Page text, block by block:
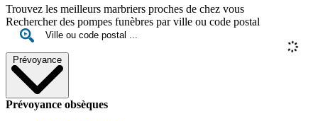
Trouvez les meilleurs marbriers proches de chez vous
Rechercher des pompes funèbres par ville ou code postal
Prévoyance
Prévoyance obsèques